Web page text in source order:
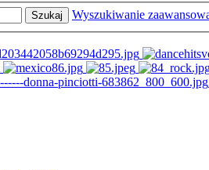
Szukaj
Wyszukiwanie